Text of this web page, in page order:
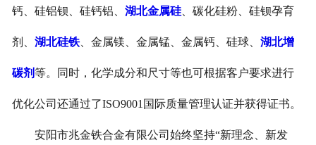
钙、硅铝钡、硅钙铝、 湖北金属硅、碳化硅粉、硅钡孕育
剂、 湖北硅铁、金属镁、金属锰、金属钙、硅球、 湖北增
碳剂等。同时，化学成分和尺寸等也可根据客户要求进行
优化公司还通过了ISO9001国际质量管理认证并获得证书。
安阳市兆金铁合金有限公司始终坚持“新理念、新发